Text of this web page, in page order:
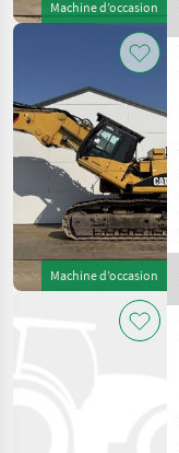
Machine d’occasion
Machine d’occasion